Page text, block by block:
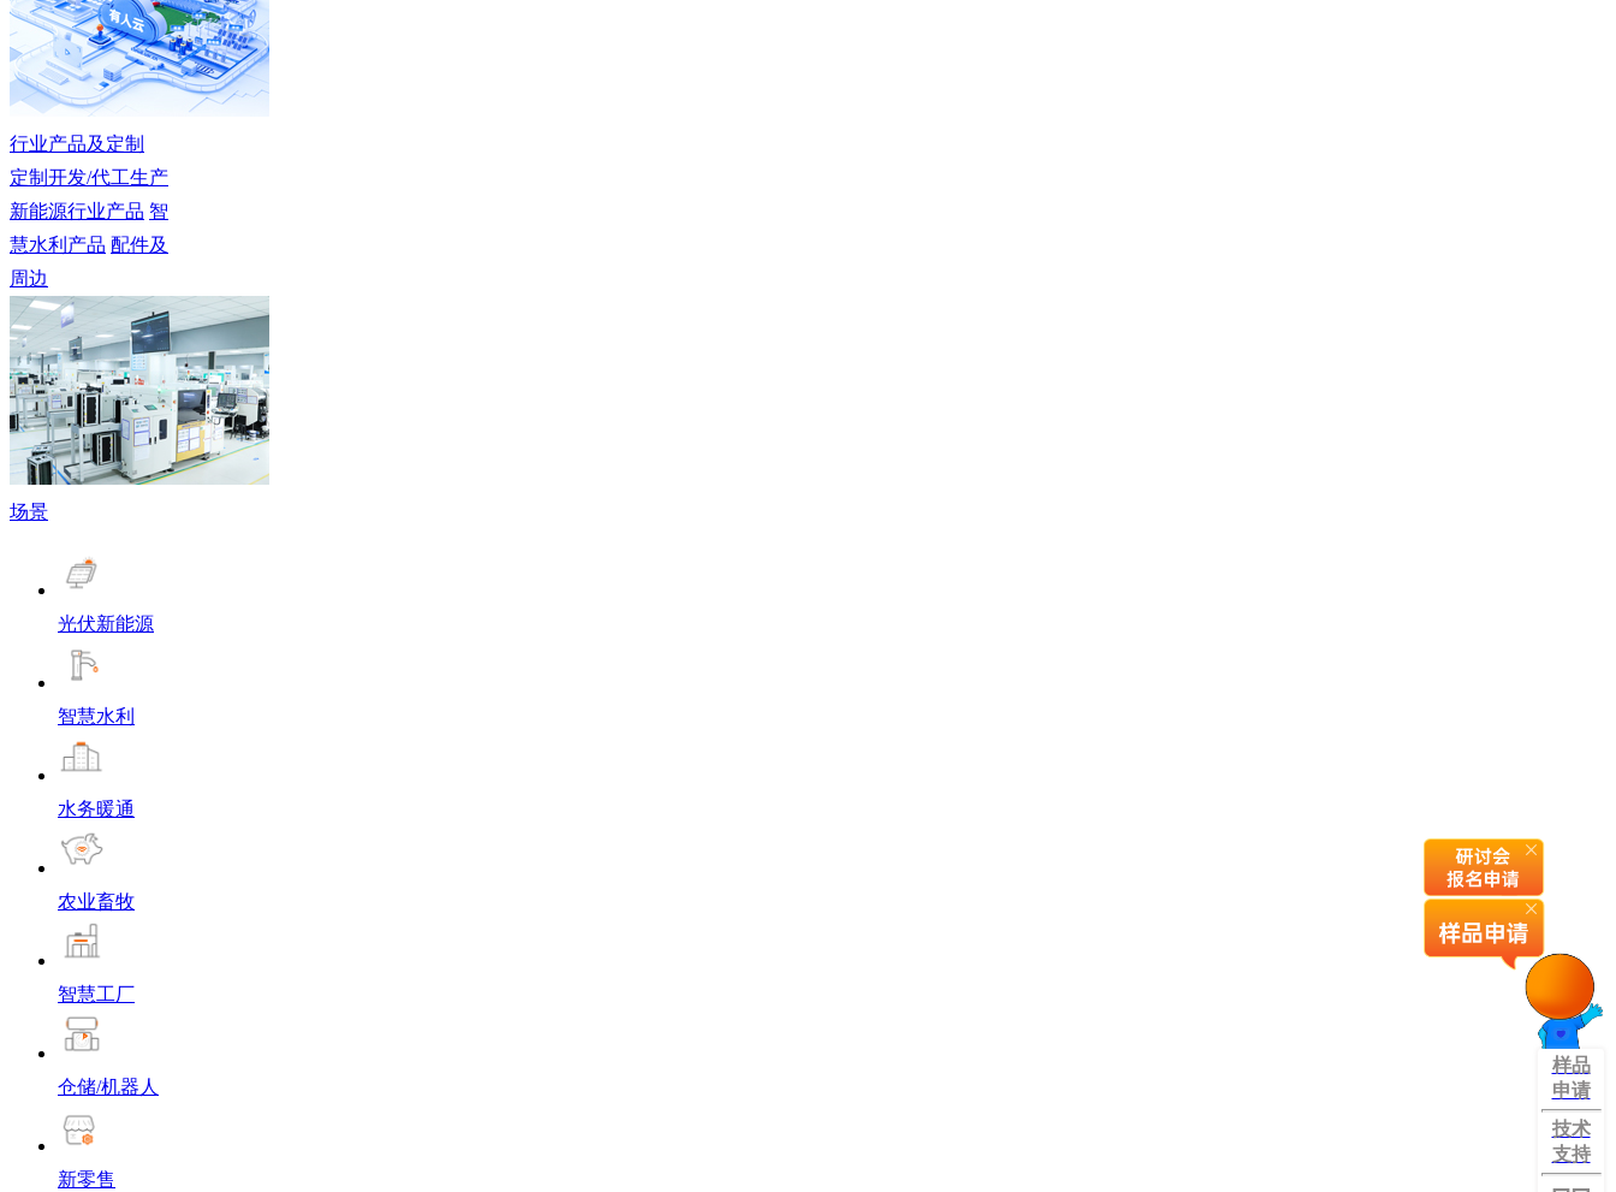
行业产品及定制
定制开发/代工生产
新能源行业产品 智
慧水利产品 配件及
周边
场景
光伏新能源
智慧水利
水务暖通
农业畜牧
智慧工厂
仓储/机器人
新零售
样品
申请
技术
支持